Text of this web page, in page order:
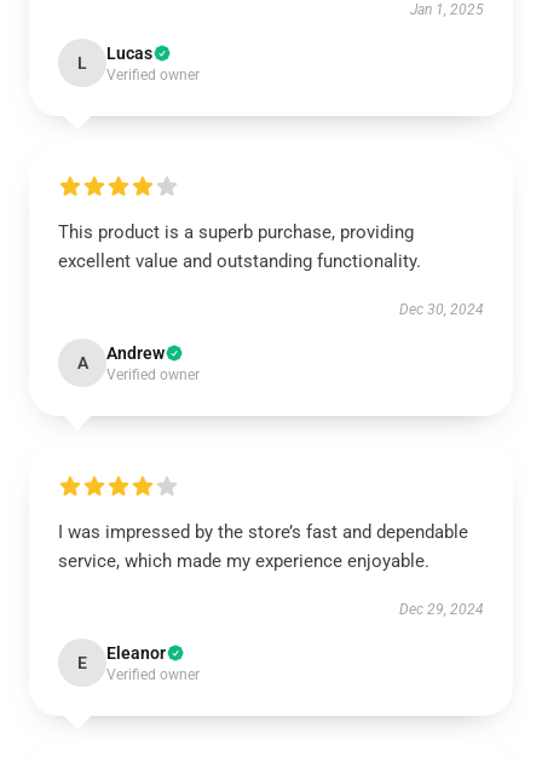
Jan 1, 2025
L Lucas
Verified owner
This product is a superb purchase, providing
excellent value and outstanding functionality.
Dec 30, 2024
A Andrew
Verified owner
I was impressed by the store’s fast and dependable
service, which made my experience enjoyable.
Dec 29, 2024
E Eleanor
Verified owner